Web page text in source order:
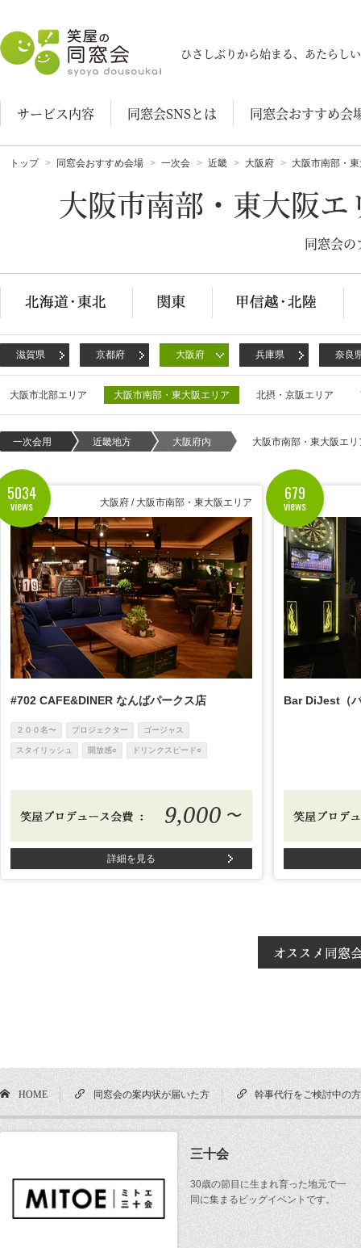
笑屋の同窓会
ひさしぶりから始まる、あたらし
サービス内容 同窓会SNSとは 同窓会おすすめ会
トップ 同窓会おすすめ会場 一次会 近畿 大阪府 大阪市南部・
大阪市南部・東大阪
同窓会の
滋賀県 京都府 大阪府 兵庫県 奈良
大阪市北部エリア 大阪市南部・東大阪エリア 北摂・京阪エリア
一次会用 近畿地方 大阪府内 大阪市南部・東大阪エリ
大阪府 / 大阪市南部・東大阪エリア
#702 CAFE&DINER なんばパークス店
２００名〜 プロジェクター ゴージャス
スタイリッシュ 開放感○ ドリンクスピード○
9,000 〜
5034
views
詳細を見る
Bar DiJest（
679
views
HOME 同窓会の案内状が届いた方 幹事代行をご検討中の方
三十会
30歳の節目に生まれ育った地元で一
同に集まるビッグイベントです。